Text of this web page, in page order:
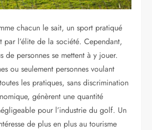
chacun le sait, un sport pratiqué
par l’élite de la société. Cependant,
de personnes se mettent à y jouer.
ou seulement personnes voulant
les pratiques, sans discrimination
génèrent une quantité
pour l’industrie du golf. Un
de plus en plus au tourisme